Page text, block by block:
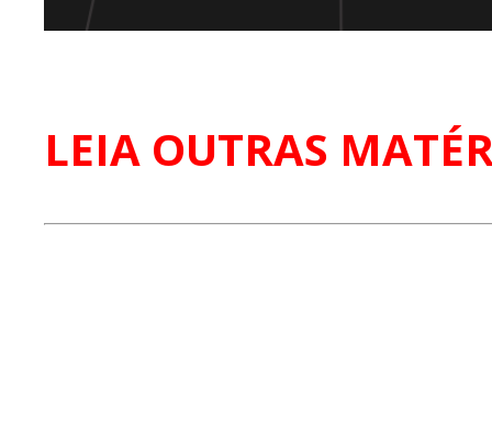
LEIA OUTRAS